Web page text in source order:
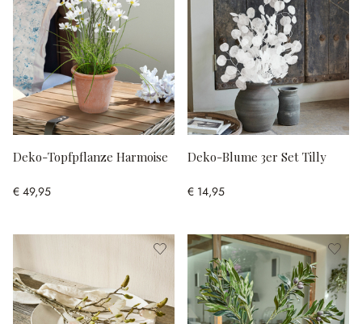
Deko-Topfpflanze Harmoise
€ 49,95
Deko-Blume 3er Set Tilly
€ 14,95